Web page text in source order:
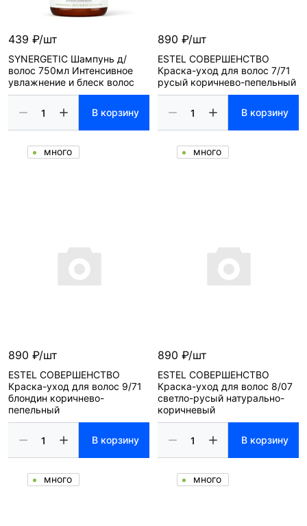
439 ₽/шт
SYNERGETIC Шампунь д/
волос 750мл Интенсивное
увлажнение и блеск волос
В корзину
много
890 ₽/шт
ESTEL СОВЕРШЕНСТВО
Краска-уход для волос 7/71
русый коричнево-пепельный
В корзину
много
890 ₽/шт
ESTEL СОВЕРШЕНСТВО
Краска-уход для волос 9/71
блондин коричнево-
пепельный
В корзину
много
890 ₽/шт
ESTEL СОВЕРШЕНСТВО
Краска-уход для волос 8/07
светло-русый натурально-
коричневый
В корзину
много